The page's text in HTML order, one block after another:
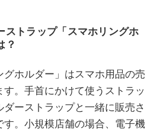
ストラップ「スマホリングホ
？
ホルダー」はスマホ用品の売
す。手首にかけて使うストラッ
ーストラップと一緒に販売さ
。小規模店舗の場合、電子機